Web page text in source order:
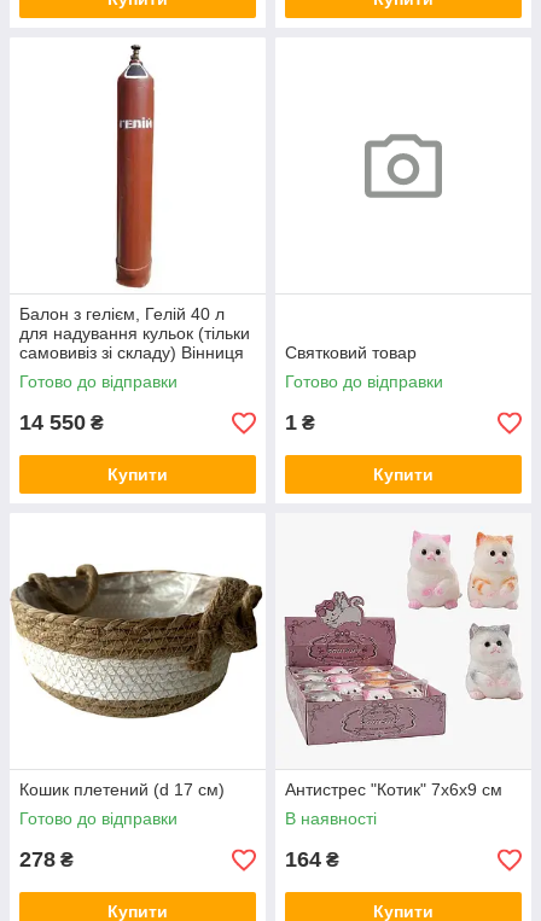
Балон з гелієм, Гелій 40 л
для надування кульок (тільки
самовивіз зі складу) Вінниця
Готово до відправки
14 550 ₴
Купити
Святковий товар
Готово до відправки
1 ₴
Купити
Кошик плетений (d 17 см)
Готово до відправки
278 ₴
Купити
Антистрес "Котик" 7х6х9 см
В наявності
164 ₴
Купити